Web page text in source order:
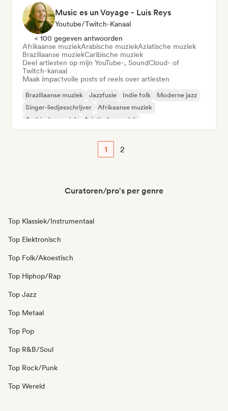
Music es un Voyage - Luis Reys
Youtube/Twitch-Kanaal
< 100 gegeven antwoorden
Afrikaanse muziekArabische muziekAziatische muziek
Braziliaanse muziekCaribische muziek
Deel artiesten op mijn YouTube-, SoundCloud- of
Twitch-kanaal
Maak impactvolle posts of reels over artiesten
Braziliaanse muziek Jazzfusie Indie folk
Moderne jazz
Singer-liedjesschrijver
Afrikaanse muziek
Arabische muziek
Aziatische muziek
1 2
Curatoren/pro's per genre
Top Klassiek/Instrumentaal
Top Elektronisch
Top Folk/Akoestisch
Top Hiphop/Rap
Top Jazz
Top Metaal
Top Pop
Top R&B/Soul
Top Rock/Punk
Top Wereld